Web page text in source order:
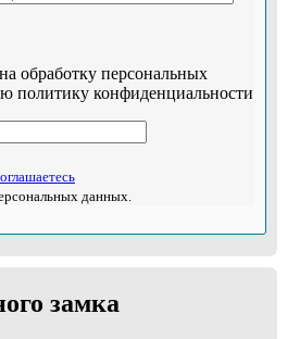
обработку персональных
политику конфиденциальности
данных.
замка